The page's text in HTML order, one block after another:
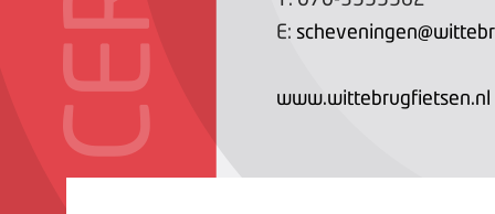
E:
www.wittebrugfietsen.nl